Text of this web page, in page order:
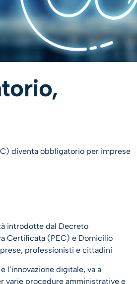
diventa obbligatorio per imprese
introdotte dal Decreto
Certificata (PEC) e Domicilio
professionisti e cittadini
digitale, va a
varie procedure amministrative e